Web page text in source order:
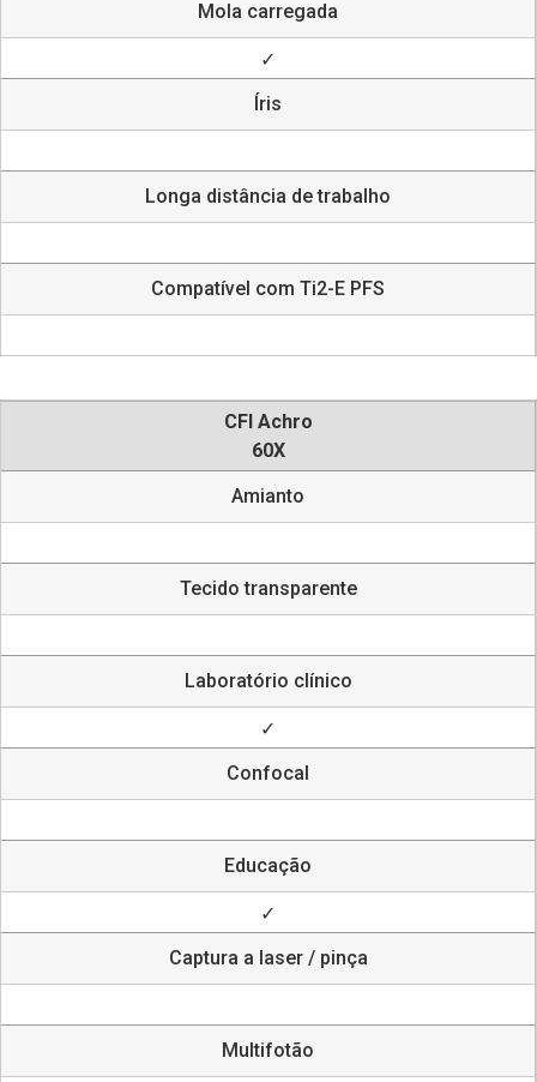
Mola carregada
✓
Íris
Longa distância de trabalho
Compatível com Ti2-E PFS
CFI Achro
60X
Amianto
Tecido transparente
Laboratório clínico
✓
Confocal
Educação
✓
Captura a laser / pinça
Multifotão